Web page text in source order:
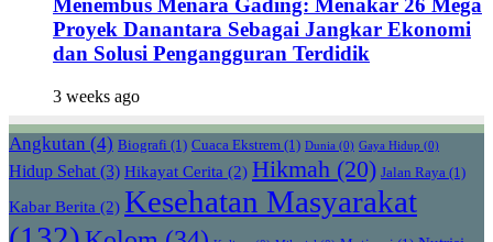
Menembus Menara Gading: Menakar 26 Mega
Proyek Danantara Sebagai Jangkar Ekonomi
dan Solusi Pengangguran Terdidik
3 weeks ago
Angkutan (4) Biografi (1) Cuaca Ekstrem (1) Dunia (0) Gaya Hidup (0)
Hidup Sehat (3) Hikayat Cerita (2) Hikmah (20) Jalan Raya (1)
Kabar Berita (2) Kesehatan Masyarakat